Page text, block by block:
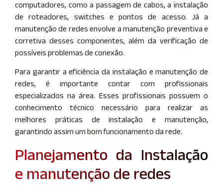
computadores, como a passagem de cabos, a instalação
de roteadores, switches e pontos de acesso. Já a
manutenção de redes envolve a manutenção preventiva e
corretiva desses componentes, além da verificação de
possíveis problemas de conexão.
Para garantir a eficiência da instalação e manutenção de
redes, é importante contar com profissionais
especializados na área. Esses profissionais possuem o
conhecimento técnico necessário para realizar as
melhores práticas de instalação e manutenção,
garantindo assim um bom funcionamento da rede.
Planejamento da Instalação
e manutenção de redes